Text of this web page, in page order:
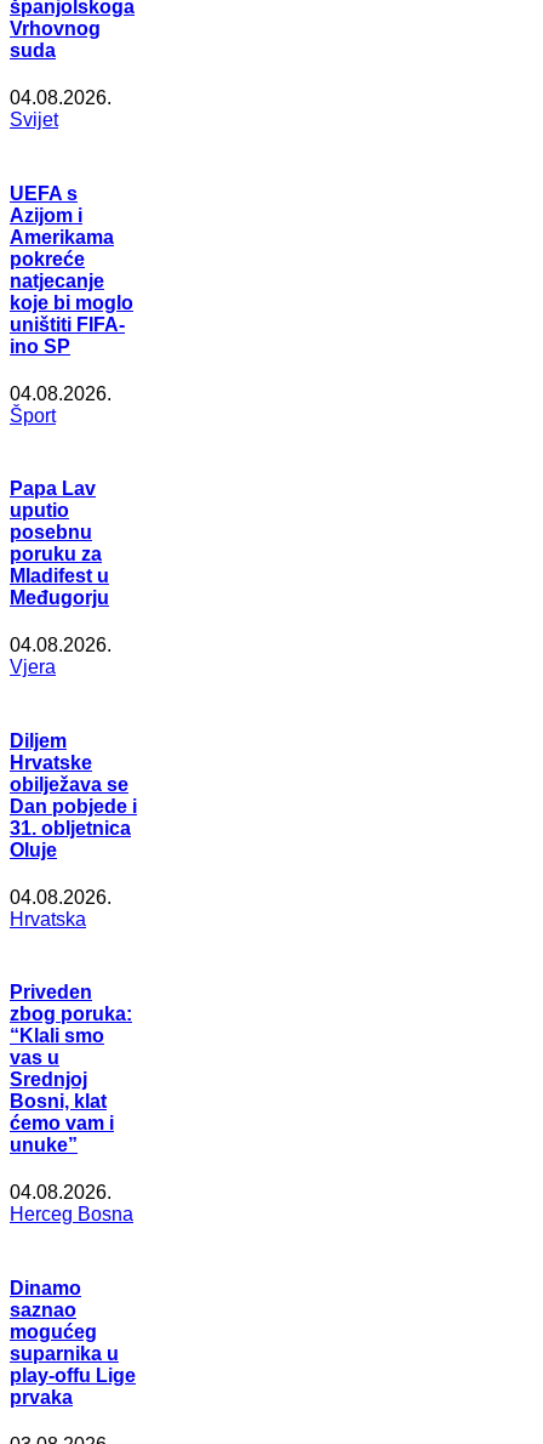
španjolskoga
Vrhovnog
suda
04.08.2026.
Svijet
UEFA s
Azijom i
Amerikama
pokreće
natjecanje
koje bi moglo
uništiti FIFA-
ino SP
04.08.2026.
Šport
Papa Lav
uputio
posebnu
poruku za
Mladifest u
Međugorju
04.08.2026.
Vjera
Diljem
Hrvatske
obilježava se
Dan pobjede i
31. obljetnica
Oluje
04.08.2026.
Hrvatska
Priveden
zbog poruka:
“Klali smo
vas u
Srednjoj
Bosni, klat
ćemo vam i
unuke”
04.08.2026.
Herceg Bosna
Dinamo
saznao
mogućeg
suparnika u
play-offu Lige
prvaka